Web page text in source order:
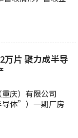
季营收相较于第
(减)率...
万片 聚力成半导
庆）有限公司
导体”）一期厂房
外延片的量产，
12万片...